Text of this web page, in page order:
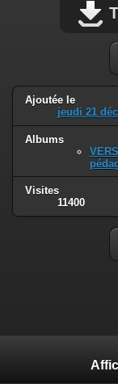
Ajoutée le
jeudi 21
Albums
Visites
11400